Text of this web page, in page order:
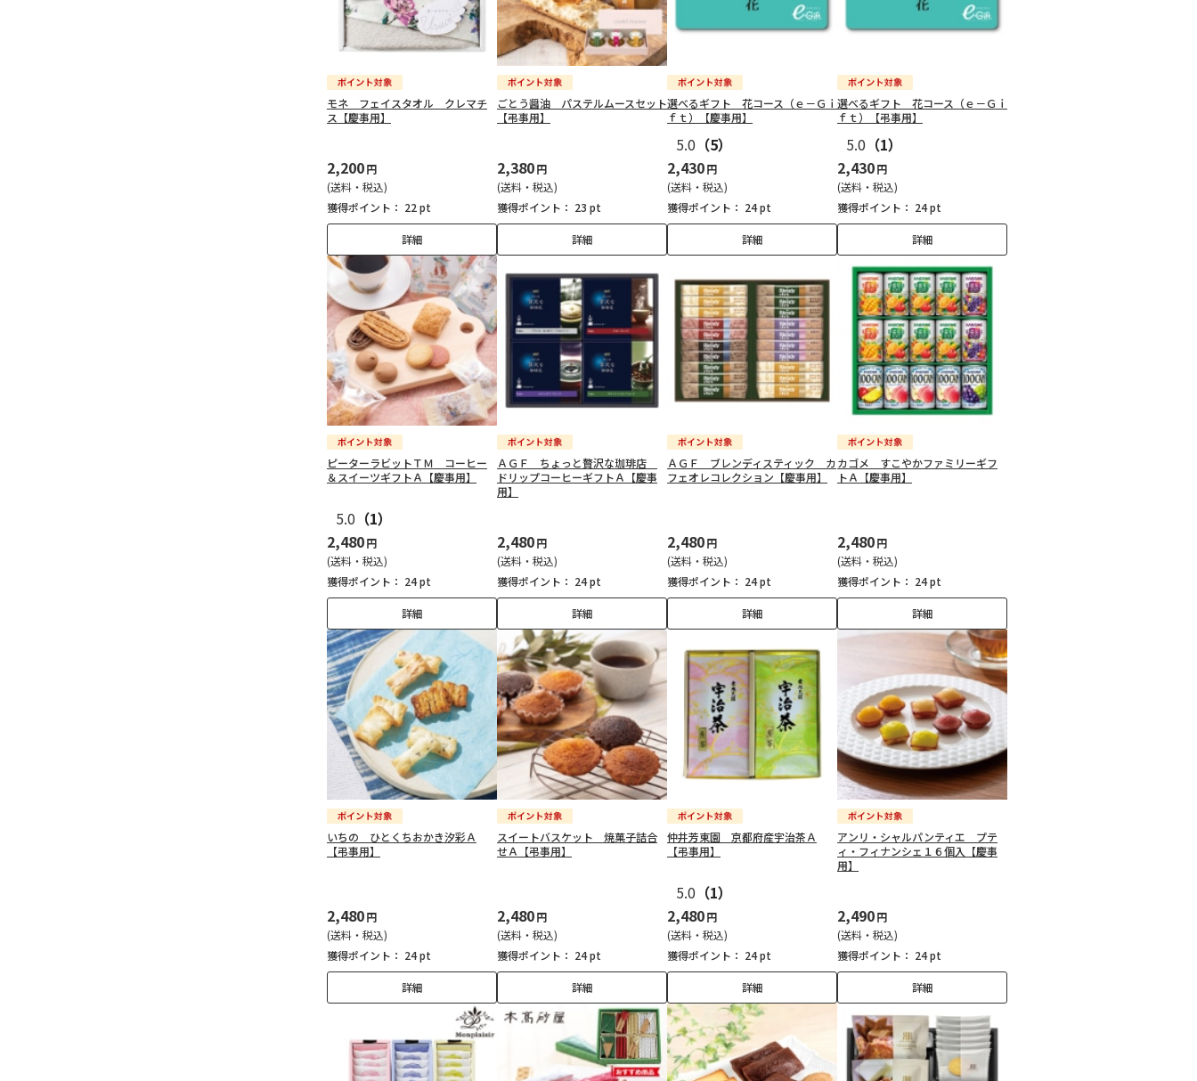
モネ フェイスタオル クレマチ
ス【慶事用】
2,200円
(送料・税込)
獲得ポイント： 22 pt
詳細
ごとう醤油 パステルムースセット
【弔事用】
2,380円
(送料・税込)
獲得ポイント： 23 pt
詳細
選べるギフト 花コース（ｅ－Ｇｉ
ｆｔ）【慶事用】
5.0 （5）
2,430円
(送料・税込)
獲得ポイント： 24 pt
詳細
選べるギフト 花コース（ｅ－Ｇｉ
ｆｔ）【弔事用】
5.0 （1）
2,430円
(送料・税込)
獲得ポイント： 24 pt
詳細
ピーターラビットＴＭ コーヒー
＆スイーツギフトＡ【慶事用】
5.0 （1）
2,480円
(送料・税込)
獲得ポイント： 24 pt
詳細
ＡＧＦ ちょっと贅沢な珈琲店
ドリップコーヒーギフトＡ【慶事
用】
2,480円
(送料・税込)
獲得ポイント： 24 pt
詳細
ＡＧＦ ブレンディスティック カ
フェオレコレクション【慶事用】
2,480円
(送料・税込)
獲得ポイント： 24 pt
詳細
カゴメ すこやかファミリーギフ
トＡ【慶事用】
2,480円
(送料・税込)
獲得ポイント： 24 pt
詳細
いちの ひとくちおかき汐彩Ａ
【弔事用】
2,480円
(送料・税込)
獲得ポイント： 24 pt
詳細
スイートバスケット 焼菓子詰合
せＡ【弔事用】
2,480円
(送料・税込)
獲得ポイント： 24 pt
詳細
仲井芳東園 京都府産宇治茶Ａ
【弔事用】
5.0 （1）
2,480円
(送料・税込)
獲得ポイント： 24 pt
詳細
アンリ・シャルパンティエ プテ
ィ・フィナンシェ１６個入【慶事
用】
2,490円
(送料・税込)
獲得ポイント： 24 pt
詳細